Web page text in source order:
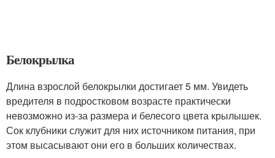
Белокрылка
Длина взрослой белокрылки достигает 5 мм. Увидеть
вредителя в подростковом возрасте практически
невозможно из-за размера и белесого цвета крылышек.
Сок клубники служит для них источником питания, при
этом высасывают они его в больших количествах.